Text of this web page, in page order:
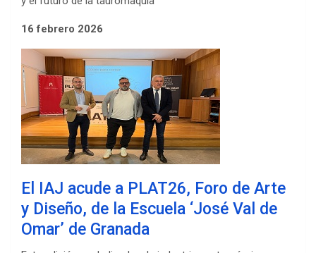
16 febrero 2026
El IAJ acude a PLAT26, Foro de Arte
y Diseño, de la Escuela ‘José Val de
Omar’ de Granada